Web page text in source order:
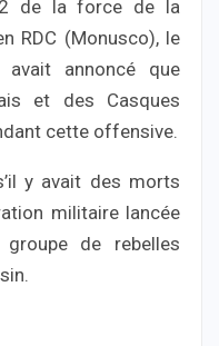
de la force de la
RDC (Monusco), le
avait annoncé que
et des Casques
cette offensive.
y avait des morts
militaire lancée
de rebelles